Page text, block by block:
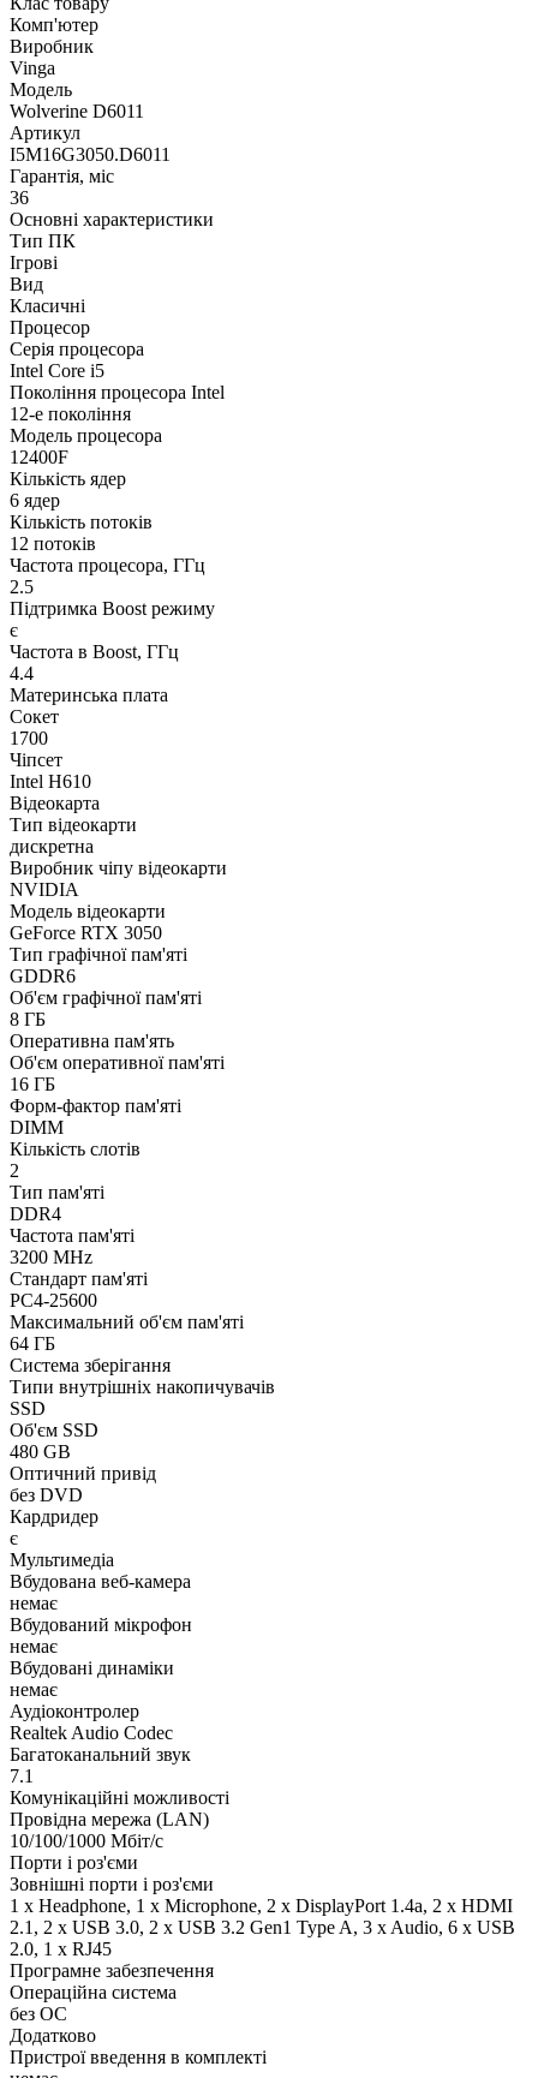
Комп'ютер
Виробник
Vinga
Модель
Wolverine D6011
Артикул
I5M16G3050.D6011
Гарантія, міс
36
Основні характеристики
Тип ПК
Ігрові
Вид
Класичні
Процесор
Серія процесора
Intel Core i5
Покоління процесора Intel
12-е покоління
Модель процесора
12400F
Кількість ядер
6 ядер
Кількість потоків
12 потоків
Частота процесора, ГГц
2.5
Підтримка Boost режиму
є
Частота в Boost, ГГц
4.4
Материнська плата
Сокет
1700
Чіпсет
Intel H610
Відеокарта
Тип відеокарти
дискретна
Виробник чіпу відеокарти
NVIDIA
Модель відеокарти
GeForce RTX 3050
Тип графічної пам'яті
GDDR6
Об'єм графічної пам'яті
8 ГБ
Оперативна пам'ять
Об'єм оперативної пам'яті
16 ГБ
Форм-фактор пам'яті
DIMM
Кількість слотів
2
Тип пам'яті
DDR4
Частота пам'яті
3200 MHz
Стандарт пам'яті
PC4-25600
Максимальний об'єм пам'яті
64 ГБ
Система зберігання
Типи внутрішніх накопичувачів
SSD
Об'єм SSD
480 GB
Оптичний привід
без DVD
Кардридер
є
Мультимедіа
Вбудована веб-камера
немає
Вбудований мікрофон
немає
Вбудовані динаміки
немає
Аудіоконтролер
Realtek Audio Codec
Багатоканальний звук
7.1
Комунікаційні можливості
Провідна мережа (LAN)
10/100/1000 Мбіт/с
Порти і роз'єми
Зовнішні порти і роз'єми
1 x Нeadphone, 1 х Microphone, 2 x DisplayPort 1.4a, 2 x HDMI
2.1, 2 x USB 3.0, 2 x USB 3.2 Gen1 Type A, 3 x Audio, 6 x USB
2.0, 1 x RJ45
Програмне забезпечення
Операційна система
без ОС
Додатково
Пристрої введення в комплекті